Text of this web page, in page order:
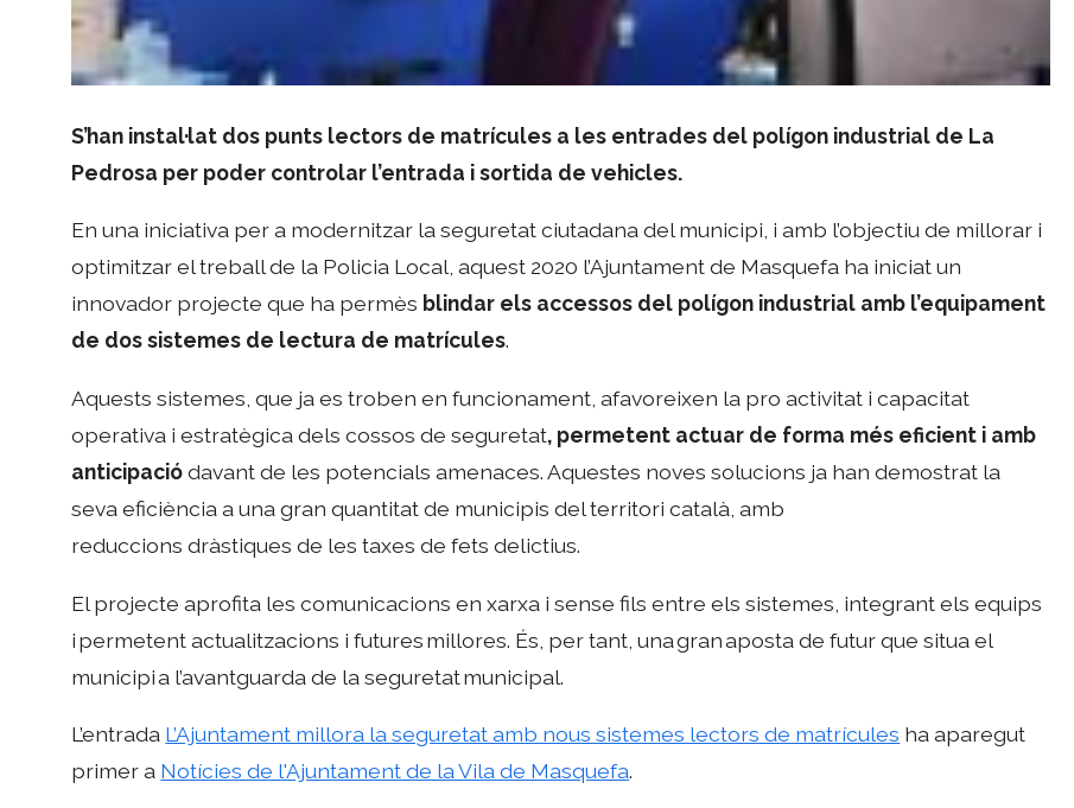
S’han instal·lat dos punts lectors de matrícules a les entrades del polígon industrial de La
Pedrosa per poder controlar l’entrada i sortida de vehicles.
En una iniciativa per a modernitzar la seguretat ciutadana del municipi, i amb l’objectiu de millorar i
optimitzar el treball de la Policia Local, aquest 2020 l’Ajuntament de Masquefa ha iniciat un
innovador projecte que ha permès blindar els accessos del polígon industrial amb l’equipament
de dos sistemes de lectura de matrícules.
Aquests sistemes, que ja es troben en funcionament, afavoreixen la pro activitat i capacitat
operativa i estratègica dels cossos de seguretat, permetent actuar de forma més eficient i amb
anticipaciódavant de les potencials amenaces. Aquestes noves solucions ja han demostrat la
seva eficiència a una gran quantitat de municipis del territori català, amb
reduccions dràstiques de les taxes de fets delictius.
El projecte aprofita les comunicacions en xarxa i sense fils entre els sistemes, integrant els equips
i permetent actualitzacions i futures millores. És, per tant, una gran aposta de futur que situa el
municipi a l’avantguarda de la seguretat municipal.
L’entrada L’Ajuntament millora la seguretat amb nous sistemes lectors de matrícules ha aparegut
primer a Notícies de l'Ajuntament de la Vila de Masquefa.